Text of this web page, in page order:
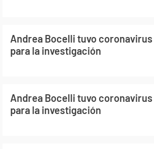
Andrea Bocelli tuvo coronavirus
para la investigación
Andrea Bocelli tuvo coronavirus
para la investigación